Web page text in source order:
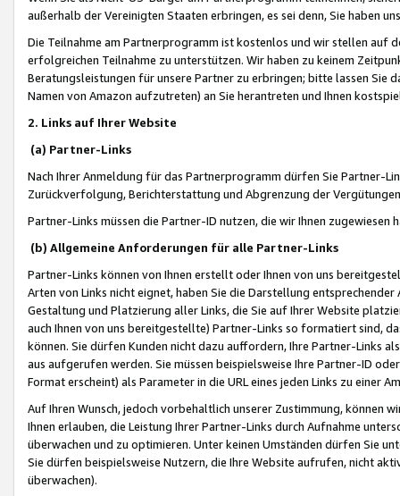
außerhalb der Vereinigten Staaten erbringen, es sei denn, Sie haben
Die Teilnahme am Partnerprogramm ist kostenlos und wir stellen auf
erfolgreichen Teilnahme zu unterstützen. Wir haben zu keinem
Beratungsleistungen für unsere Partner zu erbringen; bitte lassen Sie
Namen von Amazon aufzutreten) an Sie herantreten und Ihnen
2. Links auf Ihrer Website
(a) Partner-Links
Nach Ihrer Anmeldung für das Partnerprogramm dürfen Sie Partner-
Zurückverfolgung, Berichterstattung und Abgrenzung der
Partner-Links müssen die Partner-ID nutzen, die wir Ihnen zugewiesen
(b) Allgemeine Anforderungen für alle Partner-Links
Partner-Links können von Ihnen erstellt oder Ihnen von uns
Arten von Links nicht eignet, haben Sie die Darstellung
Gestaltung und Platzierung aller Links, die Sie auf Ihrer Website
auch Ihnen von uns bereitgestellte) Partner-Links so formatiert sind,
können. Sie dürfen Kunden nicht dazu auffordern, Ihre Partner-Links
aus aufgerufen werden. Sie müssen beispielsweise Ihre Partner-ID
Format erscheint) als Parameter in die URL eines jeden Links zu einer
Auf Ihren Wunsch, jedoch vorbehaltlich unserer Zustimmung, können
Ihnen erlauben, die Leistung Ihrer Partner-Links durch Aufnahme
überwachen und zu optimieren. Unter keinen Umständen dürfen Sie
Sie dürfen beispielsweise Nutzern, die Ihre Website aufrufen, nicht
überwachen).